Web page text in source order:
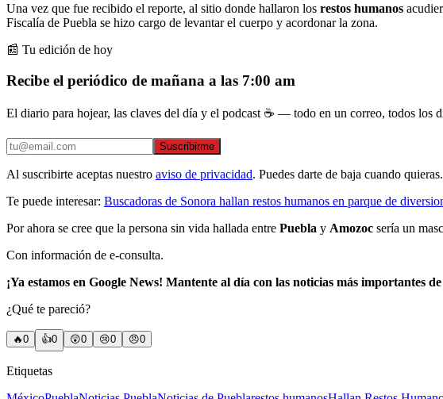
Una vez que fue recibido el reporte, al sitio donde hallaron los restos humanos
Fiscalía de Puebla se hizo cargo de levantar el cuerpo y acordonar la zona.
📰 Tu edición de hoy
Recibe el periódico de mañana a las 7:00 am
El diario para hojear, las claves del día y el podcast ☕ — todo en un correo, todos los
Suscribirme
Al suscribirte aceptas nuestro aviso de privacidad. Puedes darte de baja cuando quieras.
Te puede interesar: Buscadoras de Sonora hallan restos humanos en parque de
Por ahora se cree que la persona sin vida hallada entre Puebla y Amozoc sería un
Con información de e-consulta.
¡Ya estamos en Google News! Mantente al día con las noticias más importantes
¿Qué te pareció?
🔥0 👍0 😲0 😢0 😠0
Etiquetas